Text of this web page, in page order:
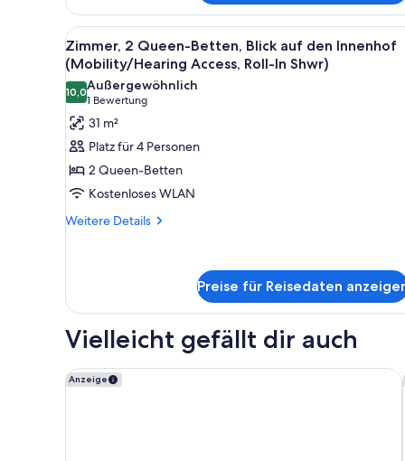
2 Queen-
Betten
(View)
Alle
Fotos
für
Zimmer,
2 Queen-
Betten,
Blick
auf
den
Innenhof
In
Shwr)
anzeigen
Hochwertige Bettwaren,
6
Zimmer, 2 Queen-Betten, Blick auf den Innenhof
(Mobility/Hearing Access, Roll-In Shwr)
10,010,0 von 10
Außergewöhnlich
1 Bewertung
(1
Bewertung)
31 m²
Platz für 4 Personen
2 Queen-Betten
Kostenloses WLAN
Weitere Details
Weitere
Betten,
Blick
auf
den
Innenhof
(Mobility/Hearing
Preise für Reisedaten
Vielleicht gefällt dir auch
Anzeige
Grand Bay Hotel San Francisco